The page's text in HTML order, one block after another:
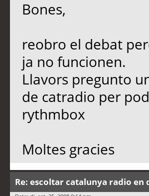
Bones,
reobro el debat
ja no funcionen.
Llavors pregunto
de catradio per
rythmbox
Moltes gracies
Re: escoltar catalunya radio en